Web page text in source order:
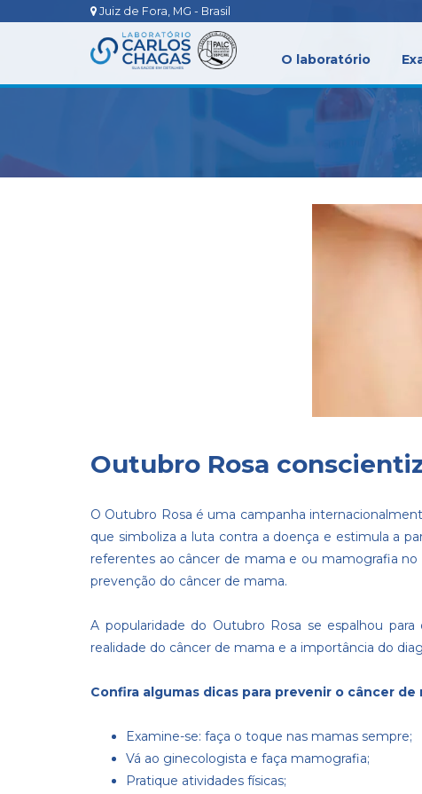
Juiz de Fora, MG - Brasil
O laboratório
Outubro Rosa
O Outubro Rosa é uma campanha
que simboliza a luta contra a doença e estimula a
referentes ao câncer de mama e ou mamografia
prevenção do câncer de mama.
A popularidade do Outubro Rosa se espalhou
realidade do câncer de mama e a importância do
Confira algumas dicas para prevenir o câncer de
Examine-se: faça o toque nas mamas sempre;
Vá ao ginecologista e faça mamografia;
Pratique atividades físicas;